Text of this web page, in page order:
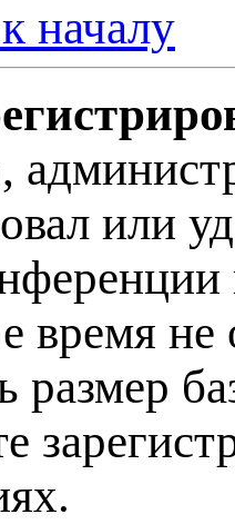
началу
или
время
размер